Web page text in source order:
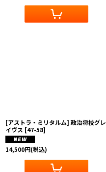
[アストラ・ミリタルム] 政治将校グレ
イヴス [47-58]
14,500円(税込)